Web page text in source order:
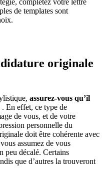
de templates sont
originale
assurez-vous qu’il
. En effet, ce type de
de vous, et de votre
personnelle du
doit être cohérente avec
assumez de vous
peu décalé. Certains
que d’autres la trouveront